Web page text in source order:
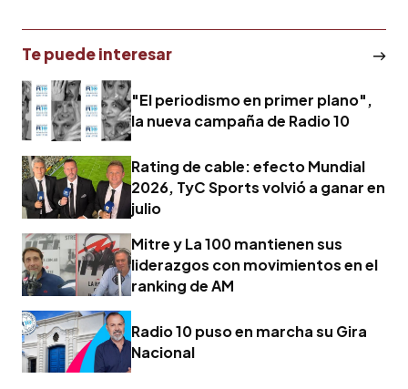
Te puede interesar
"El periodismo en primer plano",
la nueva campaña de Radio 10
Rating de cable: efecto Mundial
2026, TyC Sports volvió a ganar en
julio
Mitre y La 100 mantienen sus
liderazgos con movimientos en el
ranking de AM
Radio 10 puso en marcha su Gira
Nacional